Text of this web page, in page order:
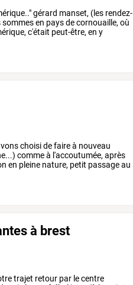
gérard manset, (les rendez-
sommesen paysdecornouaille, où
c'était peut-être, en y
choisidefaireà nouveau
commeà l'accoutumée, après
en pleine nature, petit passageau
à brest
trajet retour par lecentre